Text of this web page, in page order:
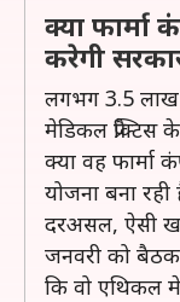
क्या फार्मा
करेगी
लगभग 3.5 लाख
मेडिकल
क्या वह फार्मा
योजना बना रही
दरअसल, ऐसी
जनवरी को बैठक
कि वो एथिकल